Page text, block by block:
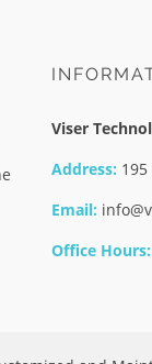
Viser
Address:
Email:
Office Hours: